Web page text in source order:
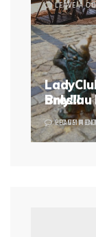
LEAVE A
Breslau
2
only!!!
LEAVE A